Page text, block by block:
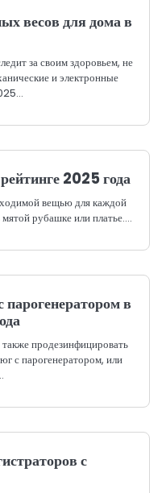
весов для дома в
за своим здоровьем, не
и электронные
2025 года
вещью для каждой
рубашке или платье.…
в
продезинфицировать
с парогенератором, или
с